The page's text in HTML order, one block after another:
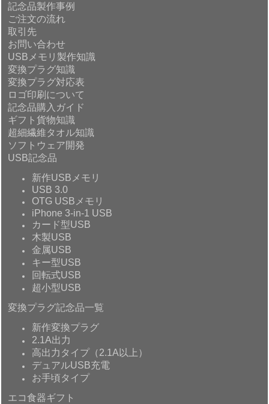
記念品製作事例
ご注文の流れ
取引先
お問い合わせ
USBメモリ製作知識
変換プラグ知識
変換プラグ対応表
ロゴ印刷について
記念品購入ガイド
ギフト貨物知識
超細繊維タオル知識
ソフトウェア開発
USB記念品
新作USBメモリ
USB 3.0
OTG USBメモリ
iPhone 3-in-1 USB
カード型USB
木製USB
金属USB
キー型USB
回転式USB
超小型USB
変換プラグ記念品一覧
新作変換プラグ
2.1A出力
高出力タイプ（2.1A以上）
デュアルUSB充電
お手頃タイプ
エコ食器ギフト